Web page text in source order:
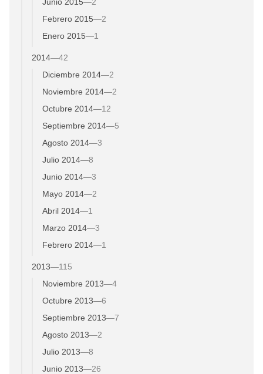
Febrero 2015—2
Enero 2015—1
2014—42
Diciembre 2014—2
Noviembre 2014—2
Octubre 2014—12
Septiembre 2014—5
Agosto 2014—3
Julio 2014—8
Junio 2014—3
Mayo 2014—2
Abril 2014—1
Marzo 2014—3
Febrero 2014—1
2013—115
Noviembre 2013—4
Octubre 2013—6
Septiembre 2013—7
Agosto 2013—2
Julio 2013—8
Junio 2013—26